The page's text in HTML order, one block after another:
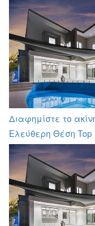
Διαφημίστε το
Ελεύθερη Θέση Top